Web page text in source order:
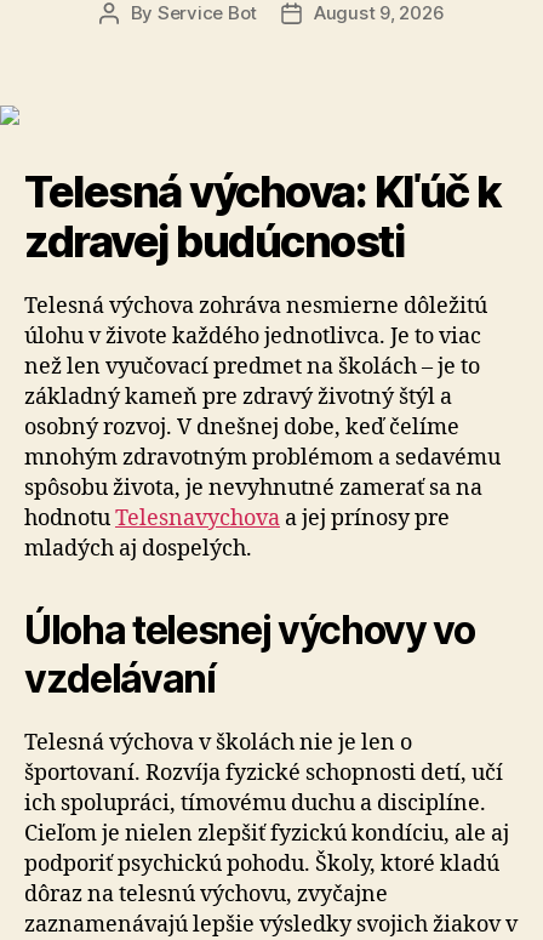
Post
By Service Bot
PostAugust 9, 2026
Telesná výchova: Kľúč k
zdravej budúcnosti
Telesná výchova zohráva nesmierne dôležitú
úlohu v živote každého jednotlivca. Je to viac
než len vyučovací predmet na školách – je to
základný kameň pre zdravý životný štýl a
osobný rozvoj. V dnešnej dobe, keď čelíme
mnohým zdravotným problémom a sedavému
spôsobu života, je nevyhnutné zamerať sa na
hodnotuTelesnavychova a jej prínosy pre
mladých aj dospelých.
Úloha telesnej výchovy vo
vzdelávaní
Telesná výchova v školách nie je len o
športovaní. Rozvíja fyzické schopnosti detí, učí
ich spolupráci, tímovému duchu a disciplíne.
Cieľom je nielen zlepšiť fyzickú kondíciu, ale aj
podporiť psychickú pohodu. Školy, ktoré kladú
dôraz na telesnú výchovu, zvyčajne
zaznamenávajú lepšie výsledky svojich žiakov v